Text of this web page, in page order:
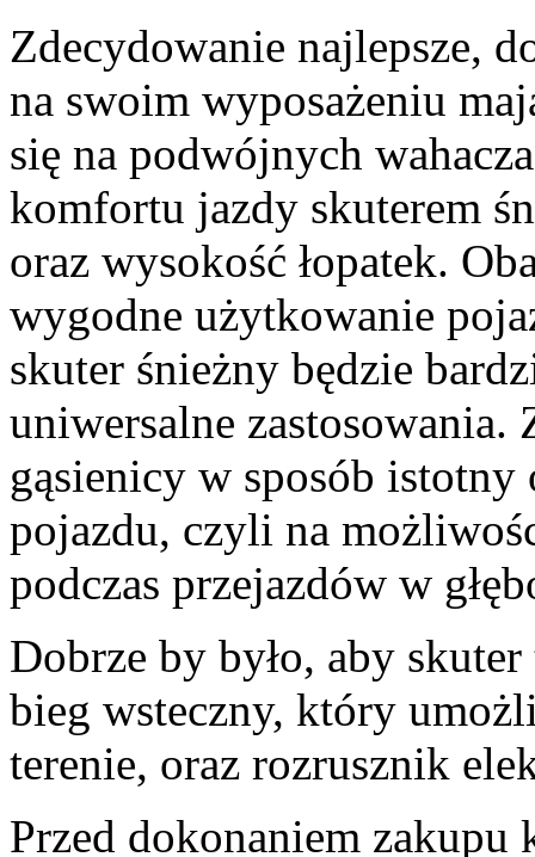
Zdecydowanie najlepsze,
na swoim wyposażeniu
się na podwójnych
komfortu jazdy skuterem
oraz wysokość łopatek.
wygodne użytkowanie
skuter śnieżny będzie
uniwersalne zastosowania.
gąsienicy w sposób istotny
pojazdu, czyli na
podczas przejazdów w
Dobrze by było, aby
bieg wsteczny, który
terenie, oraz rozrusznik
Przed dokonaniem zakupu